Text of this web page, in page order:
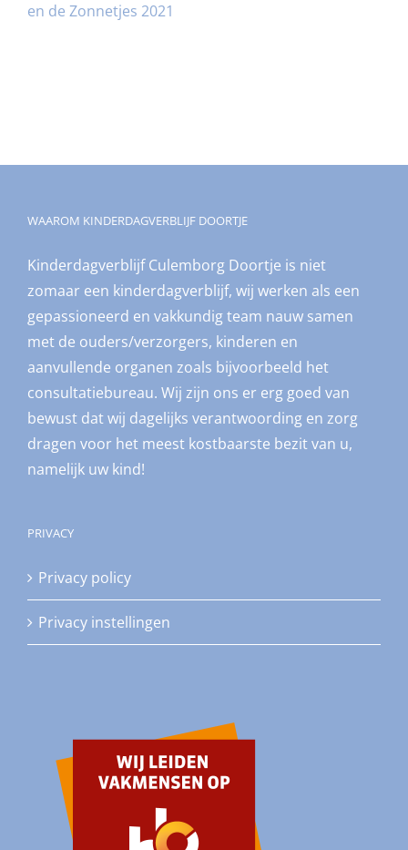
en de Zonnetjes 2021
WAAROM KINDERDAGVERBLIJF DOORTJE
Kinderdagverblijf Culemborg Doortje is niet
zomaar een kinderdagverblijf, wij werken als een
gepassioneerd en vakkundig team nauw samen
met de ouders/verzorgers, kinderen en
aanvullende organen zoals bijvoorbeeld het
consultatiebureau. Wij zijn ons er erg goed van
bewust dat wij dagelijks verantwoording en zorg
dragen voor het meest kostbaarste bezit van u,
namelijk uw kind!
PRIVACY
Privacy policy
Privacy instellingen